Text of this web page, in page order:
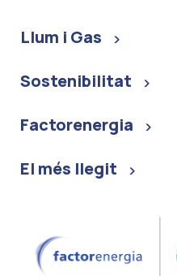
Llum i Gas
Sostenibilitat
Factorenergia
El més llegit